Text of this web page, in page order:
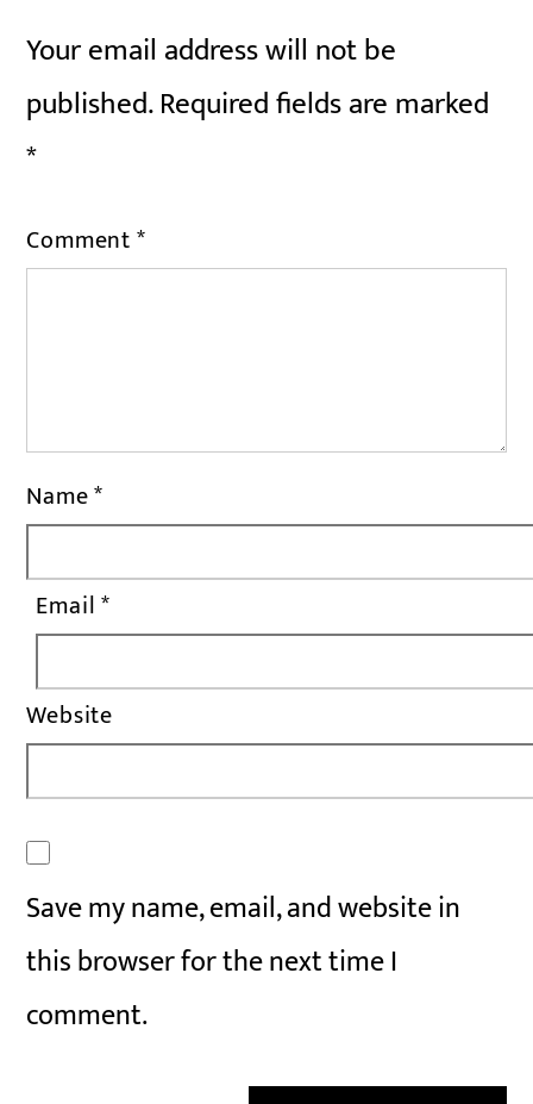
Your email address will not be
published.Required fields are marked
*
Comment*
Name*
Email*
Website
Save my name, email, and website in
this browser for the next time I
comment.